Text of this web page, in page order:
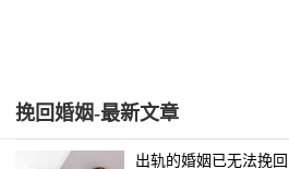
挽回婚姻-最新文章
出轨的婚姻已无法挽回